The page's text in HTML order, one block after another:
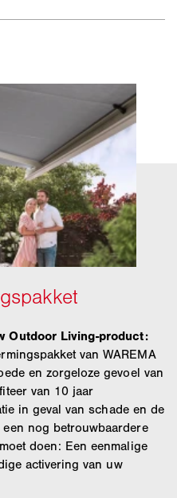
Outdoor Living-product:
van WAREMA
en zorgeloze gevoel van
van 10 jaar
in geval van schade en de
nog betrouwbaardere
doen: Een eenmalige
activering van uw